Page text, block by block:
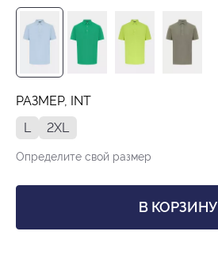
РАЗМЕР, INT
L
2XL
Определите свой размер
В КОРЗИНУ